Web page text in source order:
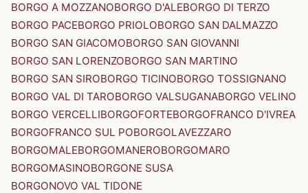
BORGO A MOZZANOBORGO D'ALEBORGO DI TERZO
BORGO PACEBORGO PRIOLOBORGO SAN DALMAZZO
BORGO SAN GIACOMOBORGO SAN GIOVANNI
BORGO SAN LORENZOBORGO SAN MARTINO
BORGO SAN SIROBORGO TICINOBORGO TOSSIGNANO
BORGO VAL DI TAROBORGO VALSUGANABORGO VELINO
BORGO VERCELLIBORGOFORTEBORGOFRANCO D'IVREA
BORGOFRANCO SUL POBORGOLAVEZZARO
BORGOMALEBORGOMANEROBORGOMARO
BORGOMASINOBORGONE SUSA
BORGONOVO VAL TIDONE